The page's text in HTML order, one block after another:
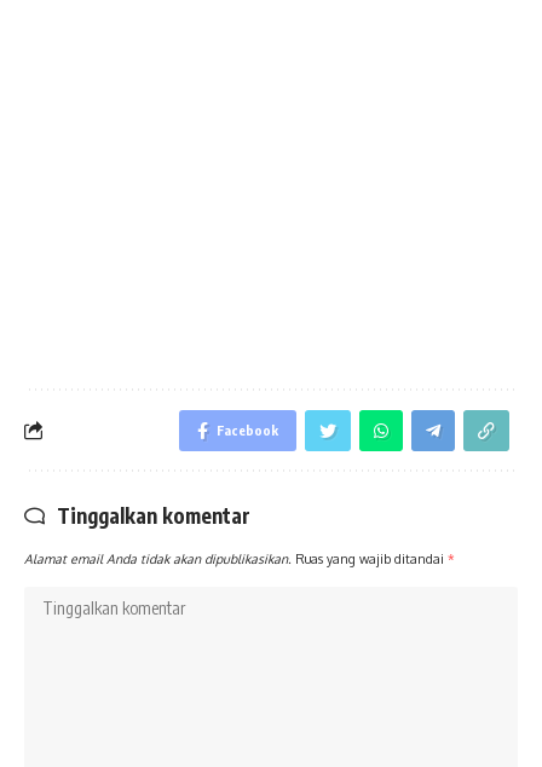
Facebook
Tinggalkan komentar
Alamat email Anda tidak akan dipublikasikan. Ruas yang wajib ditandai *